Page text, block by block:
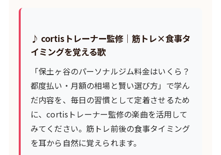
♪ cortisトレーナー監修｜筋トレ×食事タ
イミングを覚える歌
「保土ヶ谷のパーソナルジム料金はいくら？
都度払い・月額の相場と賢い選び方」で学ん
だ内容を、毎日の習慣として定着させるため
に、cortisトレーナー監修の楽曲を活用して
みてください。筋トレ前後の食事タイミング
を耳から自然に覚えられます。